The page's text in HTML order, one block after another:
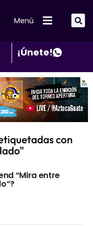
Menú
¡Únete!
con
“Mira entre